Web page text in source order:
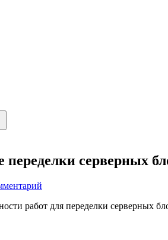
серверных
работ для переделки серверных